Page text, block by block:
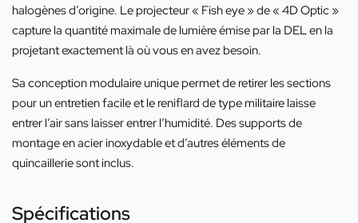
halogènes d’origine. Le projecteur « Fish eye » de « 4D Optic »
capture la quantité maximale de lumière émise par la DEL en la
projetant exactement là où vous en avez besoin.
Sa conception modulaire unique permet de retirer les sections
pour un entretien facile et le reniflard de type militaire laisse
entrer l’air sans laisser entrer l’humidité. Des supports de
montage en acier inoxydable et d’autres éléments de
quincaillerie sont inclus.
Spécifications